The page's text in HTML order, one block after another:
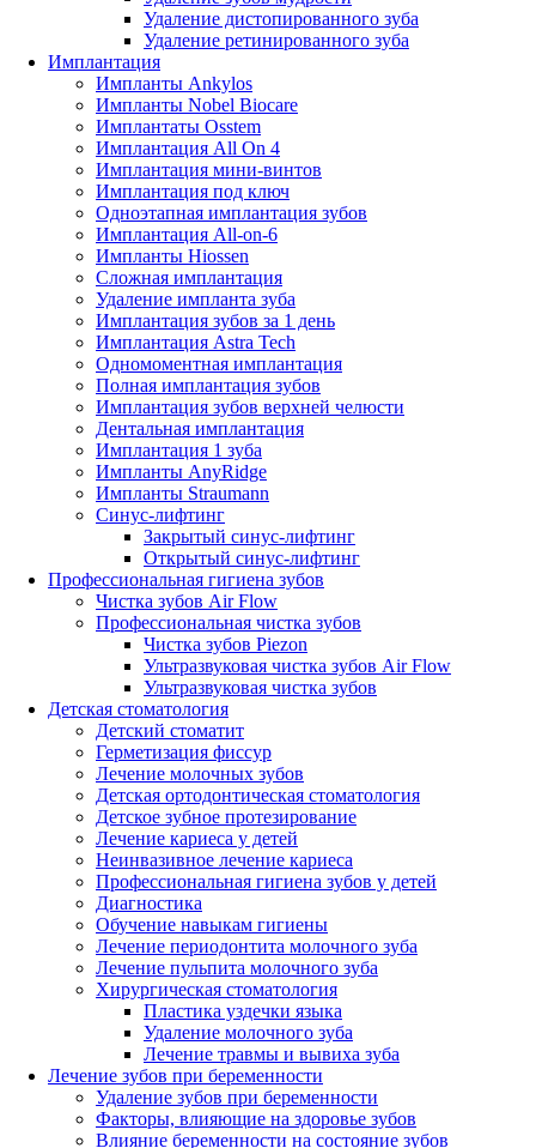
Удаление дистопированного зуба
Удаление ретинированного зуба
Имплантация
Импланты Ankylos
Импланты Nobel Biocare
Имплантаты Osstem
Имплантация All On 4
Имплантация мини-винтов
Имплантация под ключ
Одноэтапная имплантация зубов
Имплантация All-on-6
Импланты Hiossen
Сложная имплантация
Удаление импланта зуба
Имплантация зубов за 1 день
Имплантация Astra Tech
Одномоментная имплантация
Полная имплантация зубов
Имплантация зубов верхней челюсти
Дентальная имплантация
Имплантация 1 зуба
Импланты AnyRidge
Импланты Straumann
Синус-лифтинг
Закрытый синус-лифтинг
Открытый синус-лифтинг
Профессиональная гигиена зубов
Чистка зубов Air Flow
Профессиональная чистка зубов
Чистка зубов Piezon
Ультразвуковая чистка зубов Air Flow
Ультразвуковая чистка зубов
Детская стоматология
Детский стоматит
Герметизация фиссур
Лечение молочных зубов
Детская ортодонтическая стоматология
Детское зубное протезирование
Лечение кариеса у детей
Неинвазивное лечение кариеса
Профессиональная гигиена зубов у детей
Диагностика
Обучение навыкам гигиены
Лечение периодонтита молочного зуба
Лечение пульпита молочного зуба
Хирургическая стоматология
Пластика уздечки языка
Удаление молочного зуба
Лечение травмы и вывиха зуба
Лечение зубов при беременности
Удаление зубов при беременности
Факторы, влияющие на здоровье зубов
Влияние беременности на состояние зубов